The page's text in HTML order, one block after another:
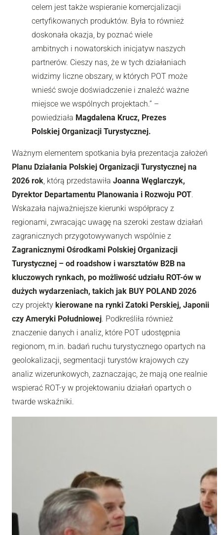
celem jest także wspieranie komercjalizacji
certyfikowanych produktów. Była to również
doskonała okazja, by poznać wiele
ambitnych i nowatorskich inicjatyw naszych
partnerów. Cieszy nas, że w tych działaniach
widzimy liczne obszary, w których POT może
wnieść swoje doświadczenie i znaleźć ważne
miejsce we wspólnych projektach.” –
powiedziała Magdalena Krucz, Prezes
Polskiej Organizacji Turystycznej.
Ważnym elementem spotkania była prezentacja założeń
Planu Działania Polskiej Organizacji Turystycznej na
2026 rok, którą przedstawiła Joanna Węglarczyk,
Dyrektor Departamentu Planowania i Rozwoju POT.
Wskazała najważniejsze kierunki współpracy z
regionami, zwracając uwagę na szeroki zestaw działań
zagranicznych przygotowywanych wspólnie z
Zagranicznymi Ośrodkami Polskiej Organizacji
Turystycznej – od roadshow i warsztatów B2B na
kluczowych rynkach, po możliwość udziału ROT-ów w
dużych wydarzeniach, takich jak BUY POLAND 2026
czy projekty kierowane na rynki Zatoki Perskiej, Japonii
czy Ameryki Południowej. Podkreśliła również
znaczenie danych i analiz, które POT udostępnia
regionom, m.in. badań ruchu turystycznego opartych na
geolokalizacji, segmentacji turystów krajowych czy
analiz wizerunkowych, zaznaczając, że mają one realnie
wspierać ROT-y w projektowaniu działań opartych o
twarde wskaźniki.